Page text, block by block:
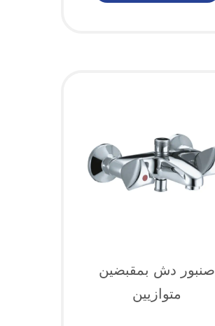
صنبور دش بمقبضين
متوازيين